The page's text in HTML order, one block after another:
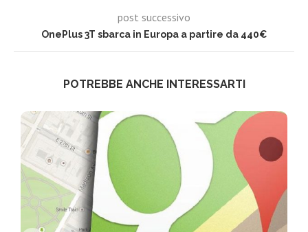
post successivo
OnePlus 3T sbarca in Europa a partire da 440€
POTREBBE ANCHE INTERESSARTI